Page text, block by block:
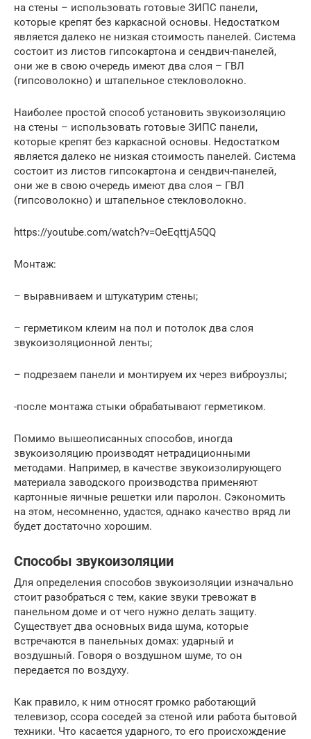
на стены – использовать готовые ЗИПС панели,
которые крепят без каркасной основы. Недостатком
является далеко не низкая стоимость панелей. Система
состоит из листов гипсокартона и сендвич-панелей,
они же в свою очередь имеют два слоя – ГВЛ
(гипсоволокно) и штапельное стекловолокно.
Наиболее простой способ установить звукоизоляцию
на стены – использовать готовые ЗИПС панели,
которые крепят без каркасной основы. Недостатком
является далеко не низкая стоимость панелей. Система
состоит из листов гипсокартона и сендвич-панелей,
они же в свою очередь имеют два слоя – ГВЛ
(гипсоволокно) и штапельное стекловолокно.
https://youtube.com/watch?v=OeEqttjA5QQ
Монтаж:
– выравниваем и штукатурим стены;
– герметиком клеим на пол и потолок два слоя
звукоизоляционной ленты;
– подрезаем панели и монтируем их через виброузлы;
-после монтажа стыки обрабатывают герметиком.
Помимо вышеописанных способов, иногда
звукоизоляцию производят нетрадиционными
методами. Например, в качестве звукоизолирующего
материала заводского производства применяют
картонные яичные решетки или паролон. Сэкономить
на этом, несомненно, удастся, однако качество вряд ли
будет достаточно хорошим.
Способы звукоизоляции
Для определения способов звукоизоляции изначально
стоит разобраться с тем, какие звуки тревожат в
панельном доме и от чего нужно делать защиту.
Существует два основных вида шума, которые
встречаются в панельных домах: ударный и
воздушный. Говоря о воздушном шуме, то он
передается по воздуху.
Как правило, к ним относят громко работающий
телевизор, ссора соседей за стеной или работа бытовой
техники. Что касается ударного, то его происхождение